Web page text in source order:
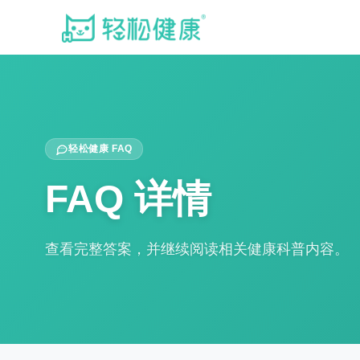
轻松健康 FAQ
FAQ 详情
查看完整答案，并继续阅读相关健康科普内容。